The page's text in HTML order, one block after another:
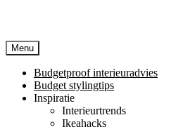
Menu
Budgetproof interieuradvies
Budget stylingtips
Inspiratie
Interieurtrends
Ikeahacks